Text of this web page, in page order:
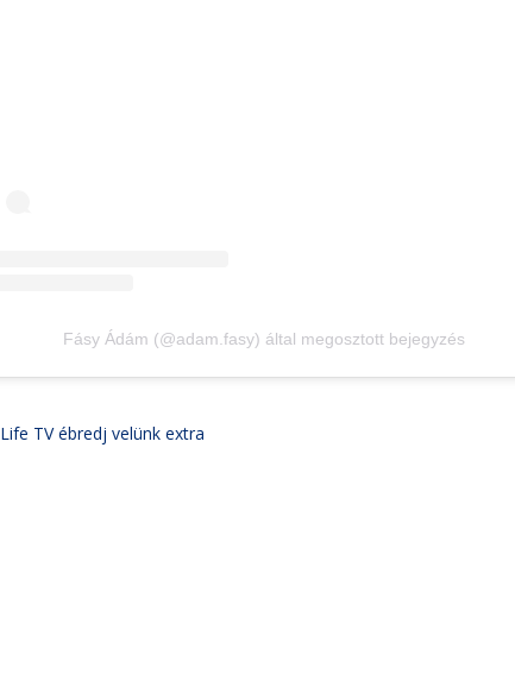
Fásy Ádám (@adam.fasy) által megosztott bejegyzés
Life TV ébredj velünk extra